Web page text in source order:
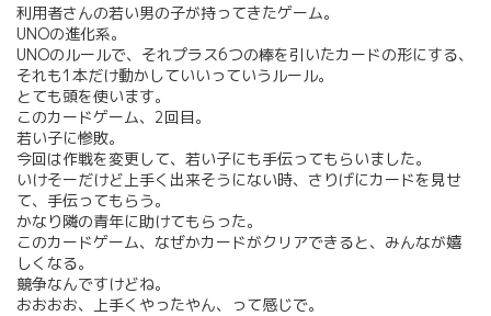
利用者さんの若い男の子が持ってきたゲーム。
UNOの進化系。
UNOのルールで、それプラス6つの棒を引いたカードの形にする、
それも1本だけ動かしていいっていうルール。
とても頭を使います。
このカードゲーム、2回目。
若い子に惨敗。
今回は作戦を変更して、若い子にも手伝ってもらいました。
いけそーだけど上手く出来そうにない時、さりげにカードを見せ
て、手伝ってもらう。
かなり隣の青年に助けてもらった。
このカードゲーム、なぜかカードがクリアできると、みんなが嬉
しくなる。
競争なんですけどね。
おおおお、上手くやったやん、って感じで。